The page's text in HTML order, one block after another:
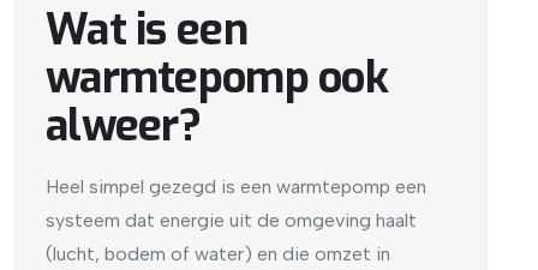
Wat is een
warmtepomp ook
alweer?
Heel simpel gezegd is een warmtepomp een
systeem dat energie uit de omgeving haalt
(lucht, bodem of water) en die omzet in